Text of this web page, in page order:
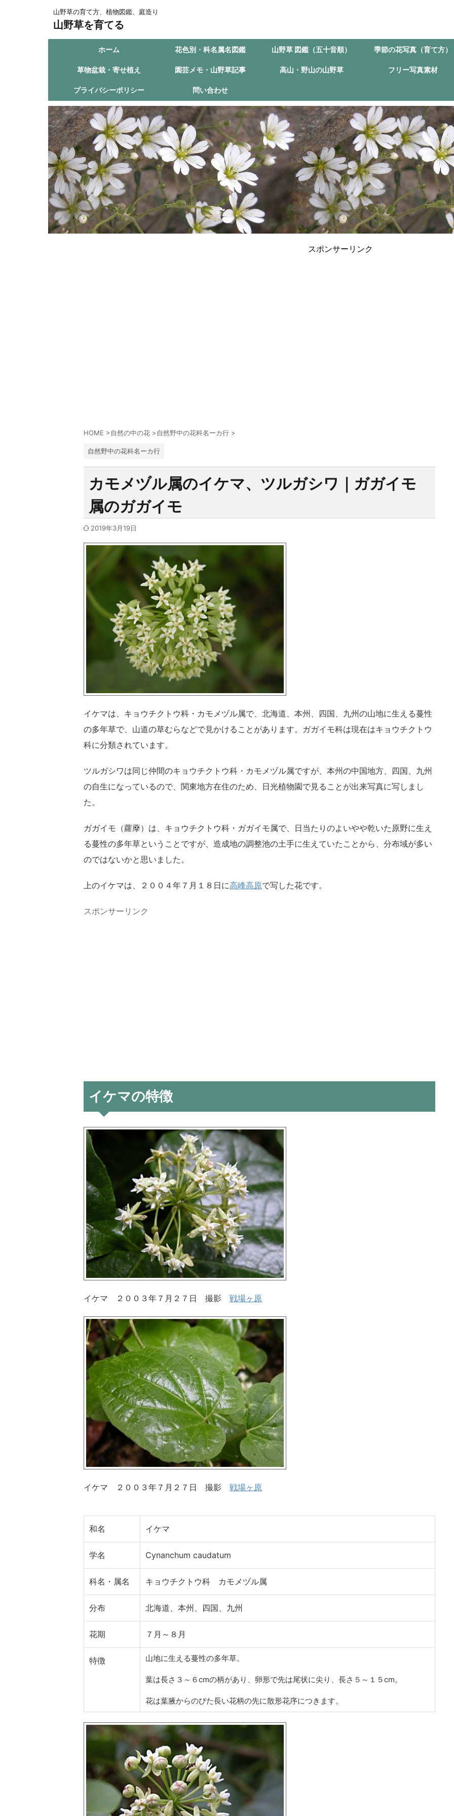
山野草の育て方、植物図鑑、庭造り
山野草を育てる
ホーム 花色別・科名属名図鑑 山野草 図鑑（五十音順） 季節の花写真（育て方）
草物盆栽・寄せ植え 園芸メモ・山野草記事 高山・野山の山野草 フリー写真素材
プライバシーポリシー 問い合わせ
スポンサーリンク
HOME >自然の中の花 >自然野中の花科名ーカ行 >
自然野中の花科名ーカ行
カモメヅル属のイケマ、ツルガシワ｜ガガイモ
属のガガイモ
2019年3月19日
イケマは、キョウチクトウ科・カモメヅル属で、北海道、本州、四国、九州の山地に生える蔓性
の多年草で、山道の草むらなどで見かけることがあります。ガガイモ科は現在はキョウチクトウ
科に分類されています。
ツルガシワは同じ仲間のキョウチクトウ科・カモメヅル属ですが、本州の中国地方、四国、九州
の自生になっているので、関東地方在住のため、日光植物園で見ることが出来写真に写しまし
た。
ガガイモ（蘿藦）は、キョウチクトウ科・ガガイモ属で、日当たりのよいやや乾いた原野に生え
る蔓性の多年草ということですが、造成地の調整池の土手に生えていたことから、分布域が多い
のではないかと思いました。
上のイケマは、２００４年７月１８日に高峰高原で写した花です。
スポンサーリンク
イケマの特徴
イケマ ２００３年７月２７日 撮影 戦場ヶ原
イケマ ２００３年７月２７日 撮影 戦場ヶ原
和名 イケマ
学名 Cynanchum caudatum
科名・属名 キョウチクトウ科 カモメヅル属
分布 北海道、本州、四国、九州
花期 ７月～８月
特徴 山地に生える蔓性の多年草。
葉は長さ３～６cmの柄があり、卵形で先は尾状に尖り、長さ５～１５cm。
花は葉腋からのびた長い花柄の先に散形花序につきます。